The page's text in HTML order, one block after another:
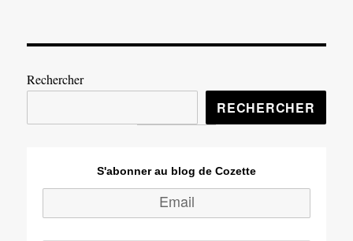
Rechercher
RECHERCHER
S'abonner au blog de Cozette